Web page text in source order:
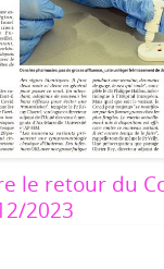
le retour du
2023